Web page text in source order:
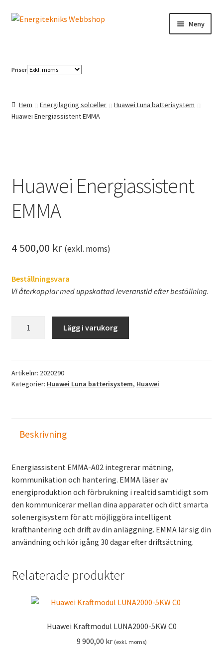
Hoppa
Hoppa
Meny
Solcellspaneler
Växelriktare
Priser
Hem Energilagring solceller
Huawei Luna batterisystem
Huawei Energiassistent EMMA
Huawei Energiassistent
EMMA
4 500,00 kr (exkl. moms)
Beställningsvara
Vi återkopplar med uppskattad leveranstid efter beställning.
Lägg i varukorg
Artikelnr: 2020290
Kategorier: Huawei Luna batterisystem, Huawei
Beskrivning
Energiassistent EMMA-A02 integrerar mätning,
kommunikation och hantering. EMMA läser av
energiproduktion och förbrukning i realtid samtidigt som
den kommunicerar mellan dina apparater och ditt smarta
solenergisystem för att möjliggöra intelligent
krafthantering och drift av din anläggning. EMMA lär sig din
användning och kör igång 30 dagar efter driftsättning.
Relaterade produkter
Huawei Kraftmodul LUNA2000-5KW C0
9 900,00 kr (exkl. moms)